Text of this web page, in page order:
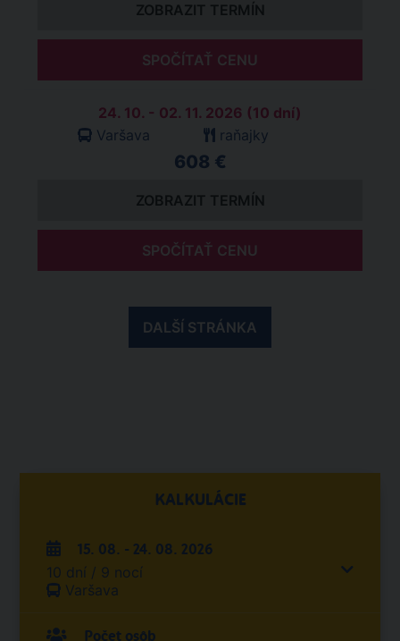
ZOBRAZIT TERMÍN
SPOČÍTAŤ CENU
24. 10. - 02. 11. 2026 (10 dní)
Varšava
raňajky
608 €
ZOBRAZIT TERMÍN
SPOČÍTAŤ CENU
DALŠÍ STRÁNKA
KALKULÁCIE
15. 08. - 24. 08. 2026
10 dní / 9 nocí
Varšava
Počet osôb